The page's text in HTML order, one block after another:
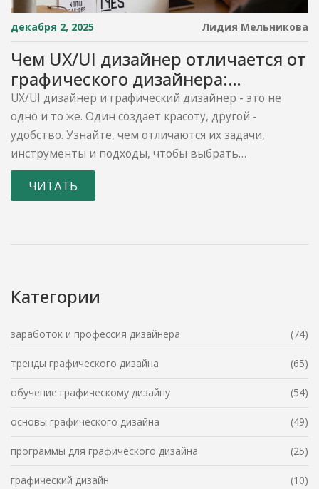
декабря 2, 2025 Лидия Мельникова
Чем UX/UI дизайнер отличается от
графического дизайнера:
ключевые различия
UX/UI дизайнер и графический дизайнер - это не
одно и то же. Один создает красоту, другой -
удобство. Узнайте, чем отличаются их задачи,
инструменты и подходы, чтобы выбрать
правильного специалиста.
ЧИТАТЬ
Категории
заработок и профессия дизайнера (74)
тренды графического дизайна (65)
обучение графическому дизайну (54)
основы графического дизайна (49)
программы для графического дизайна (25)
графический дизайн (10)